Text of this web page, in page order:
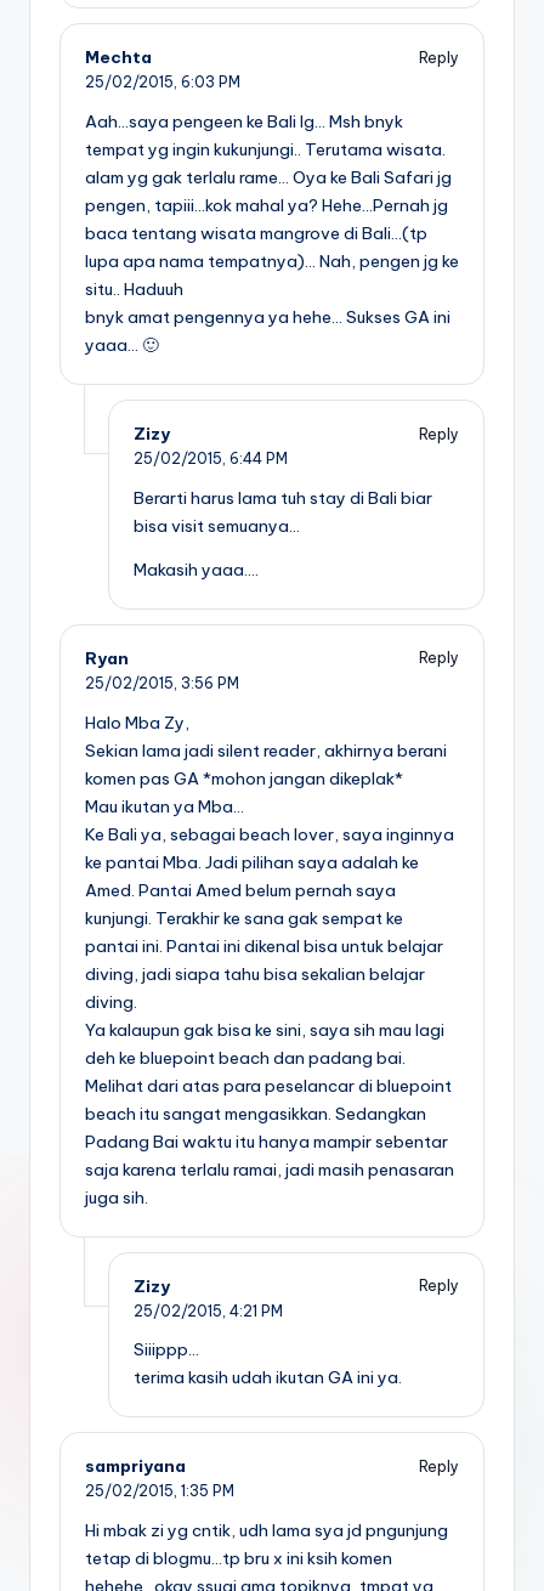
Mechta
Reply
25/02/2015, 6:03 PM
Aah…saya pengeen ke Bali lg… Msh bnyk
tempat yg ingin kukunjungi.. Terutama wisata.
alam yg gak terlalu rame… Oya ke Bali Safari jg
pengen, tapiii…kok mahal ya? Hehe…Pernah jg
baca tentang wisata mangrove di Bali…(tp
lupa apa nama tempatnya)… Nah, pengen jg ke
situ.. Haduuh
bnyk amat pengennya ya hehe… Sukses GA ini
yaaa… 🙂
Zizy
Reply
25/02/2015, 6:44 PM
Berarti harus lama tuh stay di Bali biar
bisa visit semuanya…
Makasih yaaa….
Ryan
Reply
25/02/2015, 3:56 PM
Halo Mba Zy,
Sekian lama jadi silent reader, akhirnya berani
komen pas GA *mohon jangan dikeplak*
Mau ikutan ya Mba…
Ke Bali ya, sebagai beach lover, saya inginnya
ke pantai Mba. Jadi pilihan saya adalah ke
Amed. Pantai Amed belum pernah saya
kunjungi. Terakhir ke sana gak sempat ke
pantai ini. Pantai ini dikenal bisa untuk belajar
diving, jadi siapa tahu bisa sekalian belajar
diving.
Ya kalaupun gak bisa ke sini, saya sih mau lagi
deh ke bluepoint beach dan padang bai.
Melihat dari atas para peselancar di bluepoint
beach itu sangat mengasikkan. Sedangkan
Padang Bai waktu itu hanya mampir sebentar
saja karena terlalu ramai, jadi masih penasaran
juga sih.
Zizy
Reply
25/02/2015, 4:21 PM
Siiippp…
terima kasih udah ikutan GA ini ya.
sampriyana
Reply
25/02/2015, 1:35 PM
Hi mbak zi yg cntik, udh lama sya jd pngunjung
tetap di blogmu…tp bru x ini ksih komen
hehehe…okay ssuai ama topiknya, tmpat yg